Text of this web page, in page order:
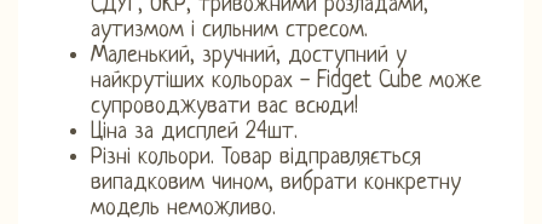
СДУГ, ОКР, тривожними розладами,
аутизмом і сильним стресом.
Маленький, зручний, доступний у
найкрутіших кольорах - Fidget Cube може
супроводжувати вас всюди!
Ціна за дисплей 24шт.
Різні кольори. Товар відправляється
випадковим чином, вибрати конкретну
модель неможливо.